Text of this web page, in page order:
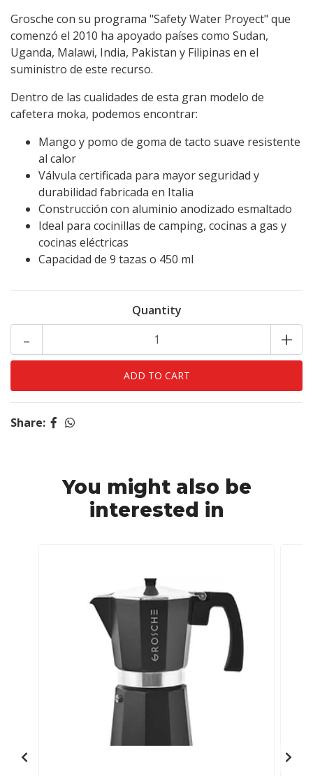
Grosche con su programa "Safety Water Proyect" que
comenzó el 2010 ha apoyado países como Sudan,
Uganda, Malawi, India, Pakistan y Filipinas en el
suministro de este recurso.
Dentro de las cualidades de esta gran modelo de
cafetera moka, podemos encontrar:
Mango y pomo de goma de tacto suave resistente
al calor
Válvula certificada para mayor seguridad y
durabilidad fabricada en Italia
Construcción con aluminio anodizado esmaltado
Ideal para cocinillas de camping, cocinas a gas y
cocinas eléctricas
Capacidad de 9 tazas o 450 ml
Quantity
+
-
Share:
You might also be
interested in